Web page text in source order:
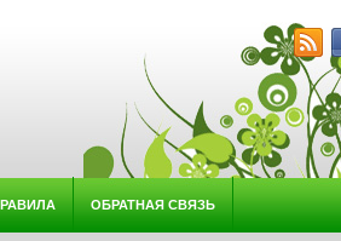
ОБРАТНАЯ СВЯЗЬ